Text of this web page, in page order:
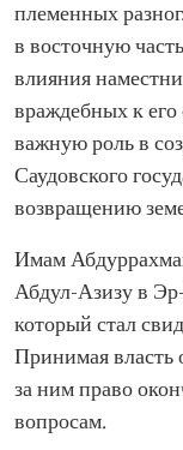
племенных
в восточную
влияния
враждебных к его
важную роль в
Саудовского
возвращению
Имам
Абдул-Азизу в
который стал
Принимая власть
за ним право
вопросам.